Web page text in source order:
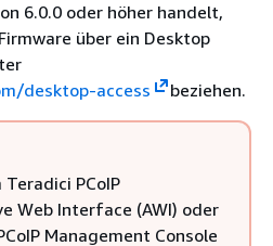
6.0.0 oder höher handelt,
über ein Desktop
desktop-access
beziehen.
PCoIP
Web Interface (AWI) oder
Management Console